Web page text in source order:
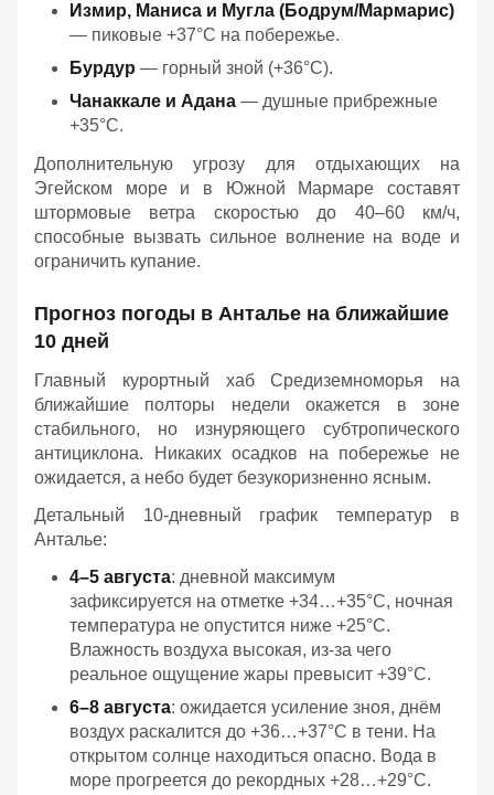
Измир, Маниса и Мугла (Бодрум/Мармарис)
— пиковые +37°C на побережье.
Бурдур — горный зной (+36°C).
Чанаккале и Адана — душные прибрежные
+35°C.
Дополнительную угрозу для отдыхающих на
Эгейском море и в Южной Мармаре составят
штормовые ветра скоростью до 40–60 км/ч,
способные вызвать сильное волнение на воде и
ограничить купание.
Прогноз погоды в Анталье на ближайшие
10 дней
Главный курортный хаб Средиземноморья на
ближайшие полторы недели окажется в зоне
стабильного, но изнуряющего субтропического
антициклона. Никаких осадков на побережье не
ожидается, а небо будет безукоризненно ясным.
Детальный 10-дневный график температур в
Анталье:
4–5 августа: дневной максимум
зафиксируется на отметке +34…+35°C, ночная
температура не опустится ниже +25°C.
Влажность воздуха высокая, из-за чего
реальное ощущение жары превысит +39°C.
6–8 августа: ожидается усиление зноя, днём
воздух раскалится до +36…+37°C в тени. На
открытом солнце находиться опасно. Вода в
море прогреется до рекордных +28…+29°C.